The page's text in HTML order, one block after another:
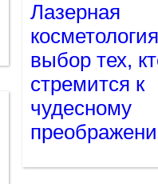
Лазерная
выбор тех,
стремится к
чудесному